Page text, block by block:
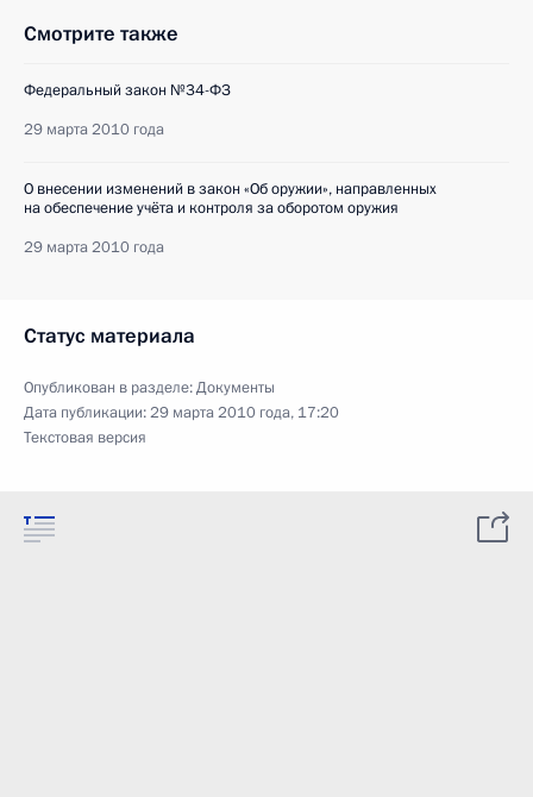
Смотрите также
Федеральный закон №34-ФЗ
29 марта 2010 года
О внесении изменений в закон «Об оружии», направленных
на обеспечение учёта и контроля за оборотом оружия
29 марта 2010 года
Статус материала
Опубликован в разделе:Документы
Дата публикации:29 марта 2010 года, 17:20
Текстовая версия